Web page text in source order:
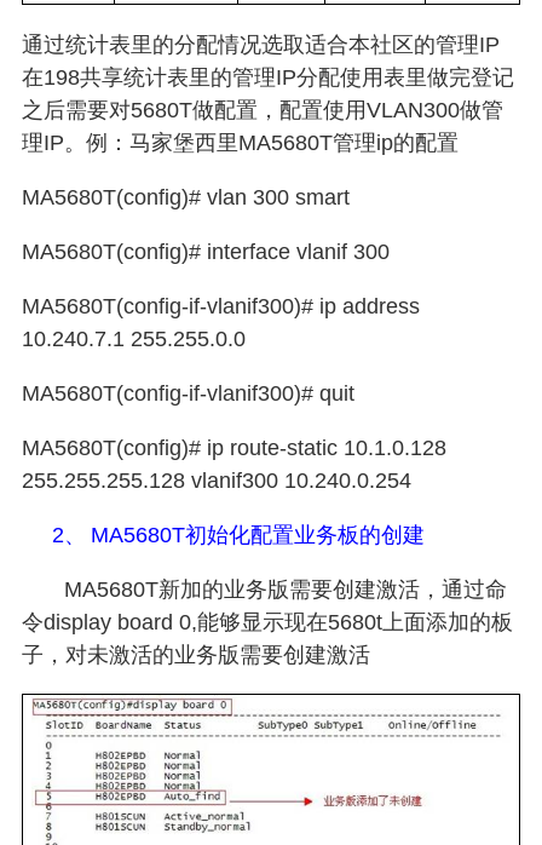
通过统计表里的分配情况选取适合本社区的管理IP
在198共享统计表里的管理IP分配使用表里做完登记
之后需要对5680T做配置，配置使用VLAN300做管
理IP。例：马家堡西里MA5680T管理ip的配置
MA5680T(config)# vlan 300 smart
MA5680T(config)# interface vlanif 300
MA5680T(config-if-vlanif300)# ip address
10.240.7.1 255.255.0.0
MA5680T(config-if-vlanif300)# quit
MA5680T(config)# ip route-static 10.1.0.128
255.255.255.128 vlanif300 10.240.0.254
2、 MA5680T初始化配置业务板的创建
MA5680T新加的业务版需要创建激活，通过命
令display board 0,能够显示现在5680t上面添加的板
子，对未激活的业务版需要创建激活